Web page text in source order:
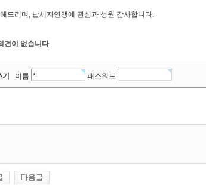
드리며, 납세자연맹에 관심과 성원 감사합니다.
견이 없습니다
기 이름 패스워드